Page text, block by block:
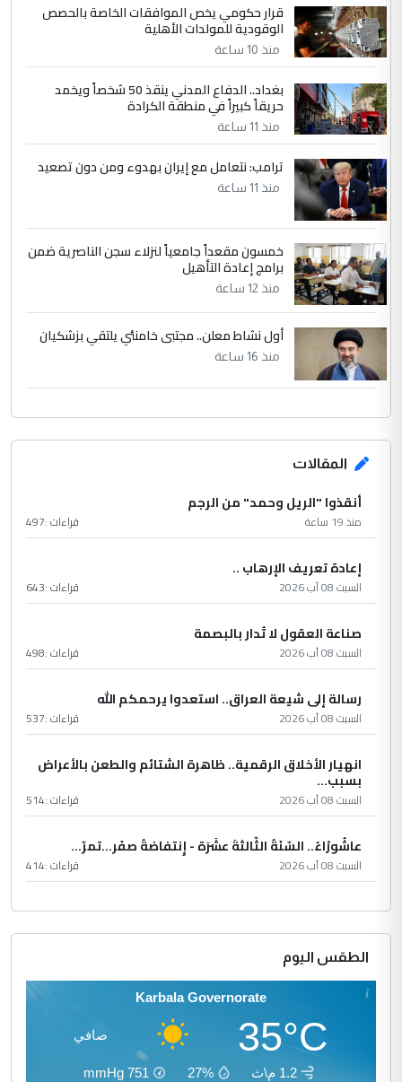
الموضوع :
السعودية توافق على الاستمرار في
إعطاء 100 منحة دراسية للطلبة العراقيين في
جامعاتها سنويا
قرار حكومي يخص الموافقات الخاصة بالحصص
الوقودية للمولدات الأهلية
منذ 10 ساعة
بغداد.. الدفاع المدني ينقذ 50 شخصاً ويخمد
حريقاً كبيراً في منطقة الكرادة
منذ 11 ساعة
ترامب: نتعامل مع إيران بهدوء ومن دون تصعيد
منذ 11 ساعة
خمسون مقعداً جامعياً لنزلاء سجن الناصرية ضمن
برامج إعادة التأهيل
منذ 12 ساعة
أول نشاط معلن.. مجتبى خامنئي يلتقي بزشكيان
منذ 16 ساعة
المقالات
أنقذوا "الريل وحمد" من الرجم
منذ 19 ساعة قراءات :497
إعادة تعريف الإرهاب ..
السبت 08 آب 2026 قراءات :643
صناعة العقول لا تُدار بالبصمة
السبت 08 آب 2026 قراءات :498
رسالة إلى شيعة العراق.. استعدوا يرحمكم الله
السبت 08 آب 2026 قراءات :537
انهيار الأخلاق الرقمية.. ظاهرة الشتائم والطعن بالأعراض
بسبب...
السبت 08 آب 2026 قراءات :514
عاشُورْاءُ.. السّنَةُ الثّالثةَ عشَرَة - إِنتفاضةُ صفَر…تمرّ...
السبت 08 آب 2026 قراءات :414
الطقس اليوم
Karbala Governorate
35°C صافي
1.2 م\ث 27%
751
mmHg